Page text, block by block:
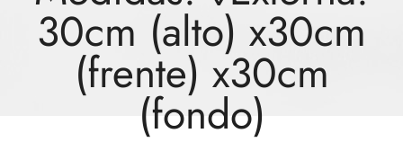
30cm (alto) x30cm
(frente) x30cm
(fondo)